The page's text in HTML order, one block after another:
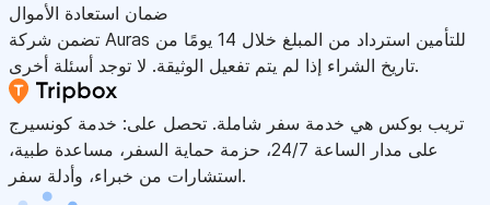
ضمان استعادة الأموال
تضمن شركة Auras للتأمين استرداد من المبلغ خلال 14 يومًا من
تاريخ الشراء إذا لم يتم تفعيل الوثيقة. لا توجد أسئلة أخرى.
تريب بوكس هي خدمة سفر شاملة. تحصل على: خدمة كونسيرج
على مدار الساعة 24/7، حزمة حماية السفر، مساعدة طبية،
استشارات من خبراء، وأدلة سفر.